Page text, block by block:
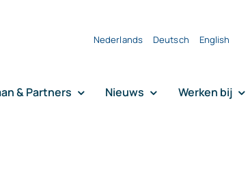
Nederlands Deutsch English
& Partners Nieuws Werken bij